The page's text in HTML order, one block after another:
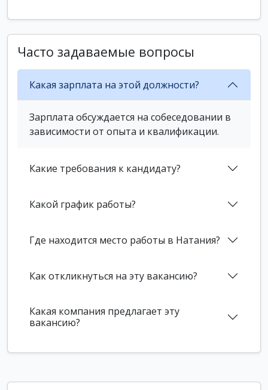
Часто задаваемые вопросы
Какая зарплата на этой должности?
Зарплата обсуждается на собеседовании в
зависимости от опыта и квалификации.
Какие требования к кандидату?
Какой график работы?
Где находится место работы в Натания?
Как откликнуться на эту вакансию?
Какая компания предлагает эту
вакансию?